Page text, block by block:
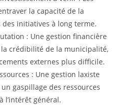
la capacité de la
initiatives à long terme.
: Une gestion financière
crédibilité de la municipalité,
externes plus difficile.
: Une gestion laxiste
gaspillage des ressources
l’intérêt général.